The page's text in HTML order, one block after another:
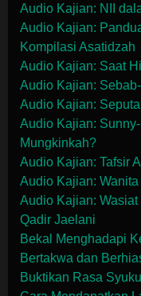
Audio Kajian: NII
Audio Kajian:
Kompilasi Asatidzah
Audio Kajian: Saat
Audio Kajian:
Audio Kajian:
Audio Kajian:
Mungkinkah?
Audio Kajian: Tafsir
Audio Kajian:
Audio Kajian: Wasiat
Qadir Jaelani
Bekal Menghadapi
Bertakwa dan
Buktikan Rasa